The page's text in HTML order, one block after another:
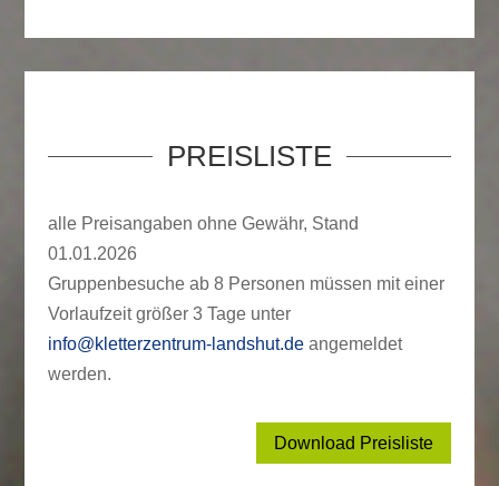
PREISLISTE
alle Preisangaben ohne Gewähr, Stand
01.01.2026
Gruppenbesuche ab 8 Personen müssen mit einer
Vorlaufzeit größer 3 Tage unter
info@kletterzentrum-landshut.deangemeldet
werden.
Download Preisliste